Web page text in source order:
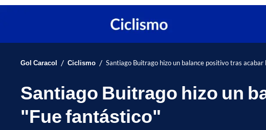
Gol Caracol / Ciclismo / Santiago Buitrago hizo un balance positivo tras
Santiago Buitrago hizo un
"Fue fantástico"